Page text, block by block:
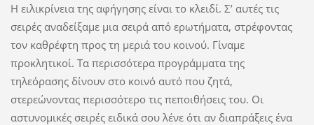
Η ειλικρίνεια της αφήγησης είναι το κλειδί. Σ’ αυτές τις
σειρές αναδείξαμε μια σειρά από ερωτήματα, στρέφοντας
τον καθρέφτη προς τη μεριά του κοινού. Γίναμε
προκλητικοί. Τα περισσότερα προγράμματα της
τηλεόρασης δίνουν στο κοινό αυτό που ζητά,
στερεώνοντας περισσότερο τις πεποιθήσεις του. Οι
αστυνομικές σειρές ειδικά σου λένε ότι αν διαπράξεις ένα